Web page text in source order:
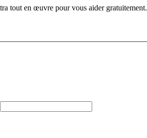
tout en œuvre pour vous aider gratuitement.